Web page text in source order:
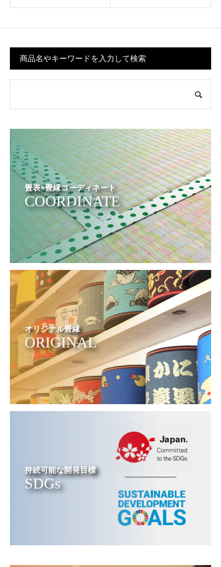
商品名やキーワードを入力して検索
畳表×畳縁コーディネート
COORDINATE
オリジナル畳縁
ORIGINAL
持続可能な開発目標
SDGs